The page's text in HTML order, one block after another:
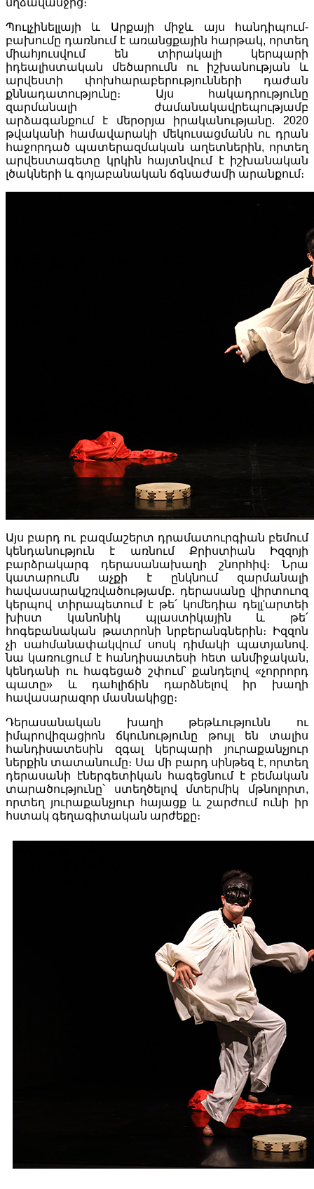
Պուլչինելլայի և Արքայի միջև այս հանդիպում-
բախումը դառնում է առանցքային հարթակ, որտեղ
միահյուսվում են տիրակալի կերպարի
իդեալիստական մեծարումն ու իշխանության և
արվեստի փոխհարաբերությունների դաժան
քննադատությունը։ Այս հակադրությունը
զարմանալի ժամանակավրեպությամբ
արձագանքում է մերօրյա իրականությանը. 2020
թվականի համավարակի մեկուսացմանն ու դրան
հաջորդած պատերազմական աղետներին, որտեղ
արվեստագետը կրկին հայտնվում է իշխանական
լծակների և գոյաբանական ճգնաժամի արանքում։
Այս բարդ ու բազմաշերտ դրամատուրգիան բեմում
կենդանություն է առնում Քրիստիան Իզզոյի
բարձրակարգ դերասանախաղի շնորհիվ։ Նրա
կատարումն աչքի է ընկնում զարմանալի
հավասարակշռվածությամբ. դերասանը վիրտուոզ
կերպով տիրապետում է թե՛ կոմեդիա դելլ'արտեի
խիստ կանոնիկ պլաստիկային և թե՛
հոգեբանական թատրոնի նրբերանգներին։ Իզզոն
չի սահմանափակվում սոսկ դիմակի պատյանով.
նա կառուցում է հանդիսատեսի հետ անմիջական,
կենդանի ու հագեցած շփում՝ քանդելով «չորրորդ
պատը» և դահլիճին դարձնելով իր խաղի
հավասարազոր մասնակիցը։
Դերասանական խաղի թեթևությունն ու
իմպրովիզացիոն ճկունությունը թույլ են տալիս
հանդիսատեսին զգալ կերպարի յուրաքանչյուր
ներքին տատանումը։ Սա մի բարդ սինթեզ է, որտեղ
դերասանի էներգետիկան հագեցնում է բեմական
տարածությունը՝ ստեղծելով մտերմիկ մթնոլորտ,
որտեղ յուրաքանչյուր հայացք և շարժում ունի իր
հստակ գեղագիտական արժեքը։